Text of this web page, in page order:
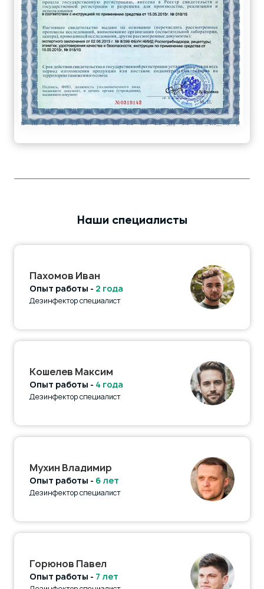
Наши специалисты
Пахомов Иван
Опыт работы - 2 года
Дезинфектор специалист
Кошелев Максим
Опыт работы - 4 года
Дезинфектор специалист
Мухин Владимир
Опыт работы - 6 лет
Дезинфектор специалист
Горюнов Павел
Опыт работы - 7 лет